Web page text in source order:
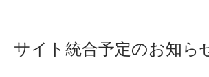
サイト統合予定のお知ら